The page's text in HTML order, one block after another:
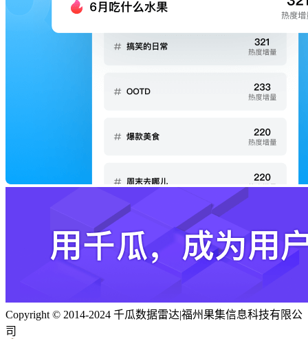
Copyright © 2014-2024 千瓜数据雷达|福州果集信息科技有限公
司